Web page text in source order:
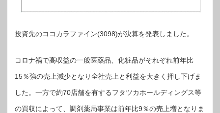
投資先のココカラファイン(3098)が決算を発表しました。
コロナ禍で高収益の一般医薬品、化粧品がそれぞれ前年比
15％強の売上減少となり全社売上と利益を大きく押し下げま
した。一方で約70店舗を有するフタツカホールディングス等
の買収によって、調剤薬局事業は前年比9％の売上増となりま